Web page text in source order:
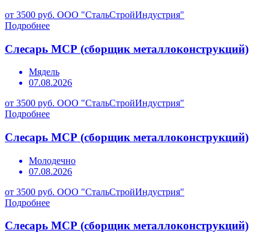
от 3500 руб. ООО "СтальСтройИндустрия"
Подробнее
Слесарь МСР (сборщик металлоконструкций)
Мядель
07.08.2026
от 3500 руб. ООО "СтальСтройИндустрия"
Подробнее
Слесарь МСР (сборщик металлоконструкций)
Молодечно
07.08.2026
от 3500 руб. ООО "СтальСтройИндустрия"
Подробнее
Слесарь МСР (сборщик металлоконструкций)